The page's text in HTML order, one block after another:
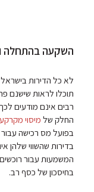
השקעה בהתחלה
לא כל הדירות בישראל
תוכלו לראות שישנם
רבים אינם מודעים
החלק של מיסוי
בפועל מס רכישה
בדירות שהשווי שלהן
המשמעות עבור
בחיסכון של כסף רב.